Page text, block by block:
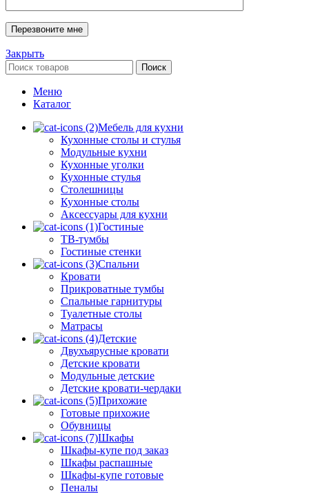
Закрыть
Поиск
Меню
Каталог
Мебель для кухни
Кухонные столы и стулья
Модульные кухни
Кухонные уголки
Кухонные стулья
Столешницы
Кухонные столы
Аксессуары для кухни
Гостиные
ТВ-тумбы
Гостиные стенки
Спальни
Кровати
Прикроватные тумбы
Спальные гарнитуры
Туалетные столы
Матрасы
Детские
Двухъярусные кровати
Детские кровати
Модульные детские
Детские кровати-чердаки
Прихожие
Готовые прихожие
Обувницы
Шкафы
Шкафы-купе под заказ
Шкафы распашные
Шкафы-купе готовые
Пеналы